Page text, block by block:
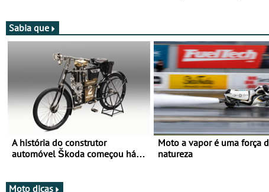
Sabia que
A história do construtor
automóvel Škoda começou há
Moto a vapor é uma força
natureza
Moto dicas